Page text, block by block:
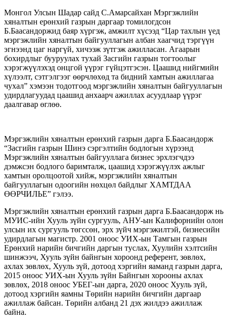
Монгол Улсын Шадар сайд С.Амарсайхан Мэргэжлийн
хяналтын ерөнхий газрын даргаар томилогдсон
Б.Баасандоржид баяр хүргэж, амжилт хүсээд “Цар тахлын үед
мэргэжлийн хяналтын байгууллагын албан хаагчид тэргүүн
эгнээнд цаг наргүй, хичээж зүтгэж ажилласан. Агаарын
бохирдлыг бууруулах тухай Засгийн газрын тогтоолыг
хэрэгжүүлэхэд онцгой үүрэг гүйцэтгэсэн. Цаашид нийгмийн
хүлээлт, сэтгэлгээг өөрчлөхөд та бидний хамтын ажиллагаа
чухал” хэмээн тодотгоод мэргэжлийн хяналтын байгууллагын
удирдлагуудад цаашид анхаарч ажиллах асуудлаар үүрэг
даалгавар өглөө.
Мэргэжлийн хяналтын ерөнхий газрын дарга Б.Баасандорж
“Засгийн газрын Шинэ сэргэлтийн бодлогын хүрээнд
Мэргэжлийн хяналтын байгууллага бизнес эрхлэгчдээ
дэмжсэн бодлого баримталж, цаашид хэрэгжүүлэх ажлыг
хамтын оролцоотой хийж, мэргэжлийн хяналтын
байгууллагын одоогийн нөхцөл байдлыг ХАМТДАА
ӨӨРЧИЛЬЕ” гэлээ.
Мэргэжлийн хяналтын ерөнхий газрын дарга Б.Баасандорж нь
МУИС-ийн Хууль зүйн сургууль, АНУ-ын Калифорнийн олон
улсын их сургууль төгссөн, эрх зүйч мэргэжилтэй, бизнесийн
удирдлагын магистр. 2001 оноос УИХ-ын Тамгын газрын
Ерөнхий нарийн бичгийн даргын туслах, Хуулийн хэлтсийн
шинжээч, Хууль зүйн байнгын хороонд референт, зөвлөх,
ахлах зөвлөх, Хууль зүй, дотоод хэргийн яаманд газрын дарга,
2015 оноос УИХ-ын Хууль зүйн Байнгын хорооны ахлах
зөвлөх, 2018 оноос УБЕГ-ын дарга, 2020 оноос Хууль зүй,
дотоод хэргийн яамны Төрийн нарийн бичгийн даргаар
ажиллаж байсан. Төрийн албанд 21 дэх жилдээ ажиллаж
байна.